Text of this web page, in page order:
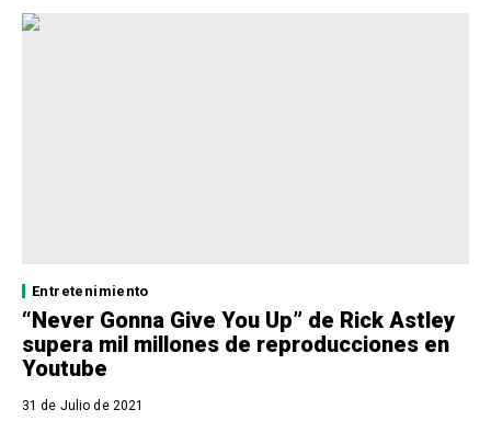
Entretenimiento
“Never Gonna Give You Up” de Rick Astley
supera mil millones de reproducciones en
Youtube
31 de Julio de 2021